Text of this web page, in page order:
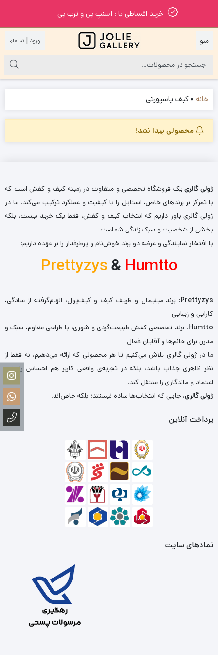
خرید اقساطی با : اسنپ پی و ترب پی
|
خانه »کیف پاسپورتی
محصولی پیدا نشد!
ژولی گالرییک فروشگاه تخصصی و متفاوت در زمینه کیف و کفش است که
با تمرکز بر برندهای خاص، استایل را با کیفیت و عملکرد ترکیب می‌کند. ما در
ژولی گالری باور داریم که انتخاب کیف و کفش، فقط یک خرید نیست، بلکه
بخشی از شخصیت و سبک زندگی شماست.
با افتخار نمایندگی و عرضه دو برند خوش‌نام و پرطرفدار را بر عهده داریم:
Prettyzys& Humtto
Prettyzys: برند مینیمال و ظریف کیف و کیف‌پول، الهام‌گرفته از سادگی،
کارایی و زیبایی
Humtto: برند تخصصی کفش طبیعت‌گردی و شهری، با طراحی مقاوم، سبک و
مدرن برای خانم‌ها و آقایان فعال
ما در ژولی گالری تلاش می‌کنیم تا هر محصولی که ارائه می‌دهیم، نه فقط از
نظر ظاهری جذاب باشد، بلکه در تجربه‌ی واقعی کاربر هم احساس راحتی،
اعتماد و ماندگاری را منتقل کند.
ژولی گالری، جایی که انتخاب‌ها ساده نیستند؛ بلکه خاص‌اند.
پرداخت آنلاین
نمادهای سایت